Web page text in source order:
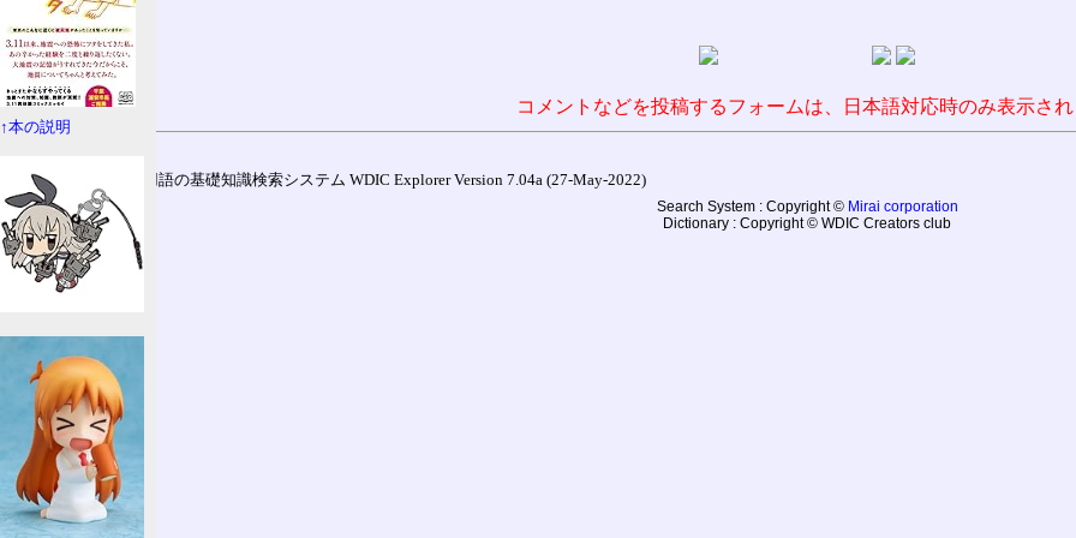
コメントなどを投稿するフォームは、日本語対応時のみ表示さ
通信用語の基礎知識検索システム WDIC Explorer Version 7.04a (27-May-2022)
Search System : Copyright © Mirai corporation
Dictionary : Copyright © WDIC Creators club
↑本の説明